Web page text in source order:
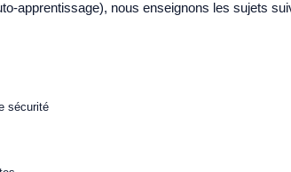
apprentissage), nous enseignons les sujets
sécurité